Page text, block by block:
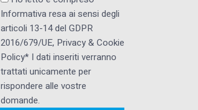
Informativa resa ai ​sensi degli
articoli 13-14 del GDPR
2016/679/UE, Privacy & Cookie
Policy* I dati inseriti verranno
trattati unicamente per
rispondere alle vostre
domande.